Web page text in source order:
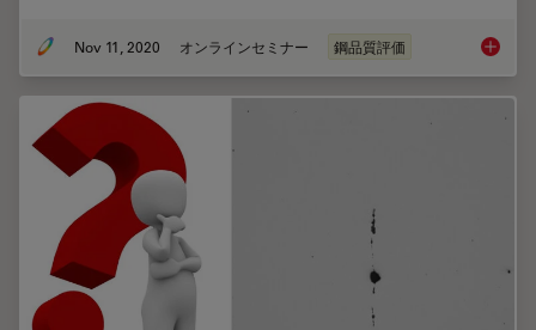
Nov 11, 2020 オンラインセミナー 鋼品質評価 How to